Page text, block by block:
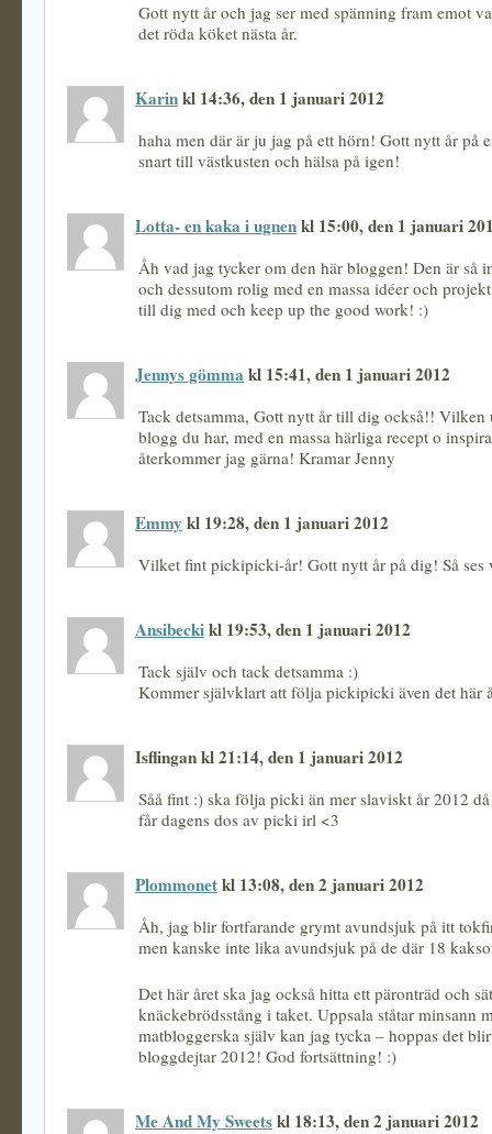
Gott nytt år och jag ser med spänning fram emot
det röda köket nästa år.
Karinkl 14:36, den 1 januari 2012
haha men där är ju jag på ett hörn! Gott nytt år på
snart till västkusten och hälsa på igen!
Lotta- en kaka i ugnenkl 15:00, den 1 januari
Åh vad jag tycker om den här bloggen! Den är så
och dessutom rolig med en massa idéer och
till dig med och keep up the good work! :)
Jennys gömma kl 15:41, den 1 januari 2012
Tack detsamma, Gott nytt år till dig också!! Vilken
blogg du har, med en massa härliga recept o
återkommer jag gärna! Kramar Jenny
Emmy kl 19:28, den 1 januari 2012
Vilket fint pickipicki-år! Gott nytt år på dig! Så ses
Ansibeckikl 19:53, den 1 januari 2012
Tack själv och tack detsamma :)
Kommer självklart att följa pickipicki även det här
Isflingan kl 21:14, den 1 januari 2012
Såå fint :) ska följa picki än mer slaviskt år 2012
får dagens dos av picki irl <3
Plommonetkl 13:08, den 2 januari 2012
Åh, jag blir fortfarande grymt avundsjuk på itt
men kanske inte lika avundsjuk på de där 18
Det här året ska jag också hitta ett päronträd och
knäckebrödsstång i taket. Uppsala ståtar minsann
matbloggerska själv kan jag tycka – hoppas det
bloggdejtar 2012! God fortsättning! :)
Me And My Sweetskl 18:13, den 2 januari 2012